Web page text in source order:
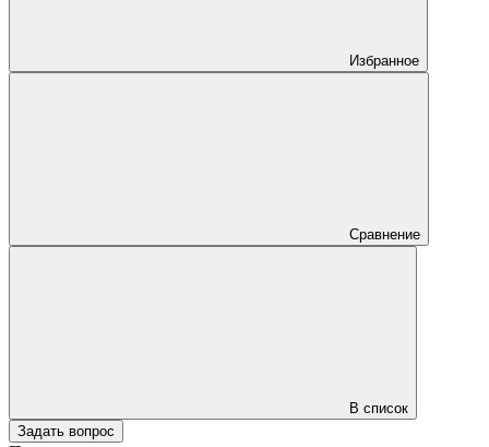
Избранное
Сравнение
В список
Задать вопрос